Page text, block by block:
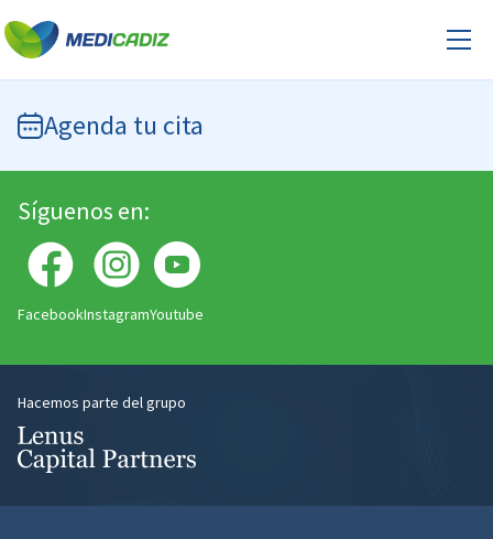
Agenda tu cita
Síguenos en:
FacebookInstagramYoutube
Hacemos parte del grupo